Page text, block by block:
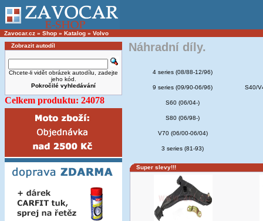
Zavocar.cz » Shop » Katalog » Volvo
Zobrazit autodíl
Chcete-li vidět obrázek autodílu, zadejte
jeho kód.
Pokročilé vyhledávání
Celkem produktu: 24078
Náhradní díly.
4 series (08/88-12/96)
9 series (09/90-06/96) S40/
S60 (06/04-)
S80 (06/98-)
V70 (06/00-06/04)
3 series (81-93)
Super slevy!!!